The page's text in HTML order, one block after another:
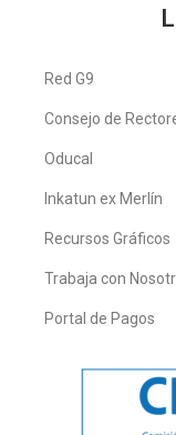
Red G9
Consejo de
Oducal
Inkatun ex Merlín
Recursos Gráficos
Trabaja con
Portal de Pagos